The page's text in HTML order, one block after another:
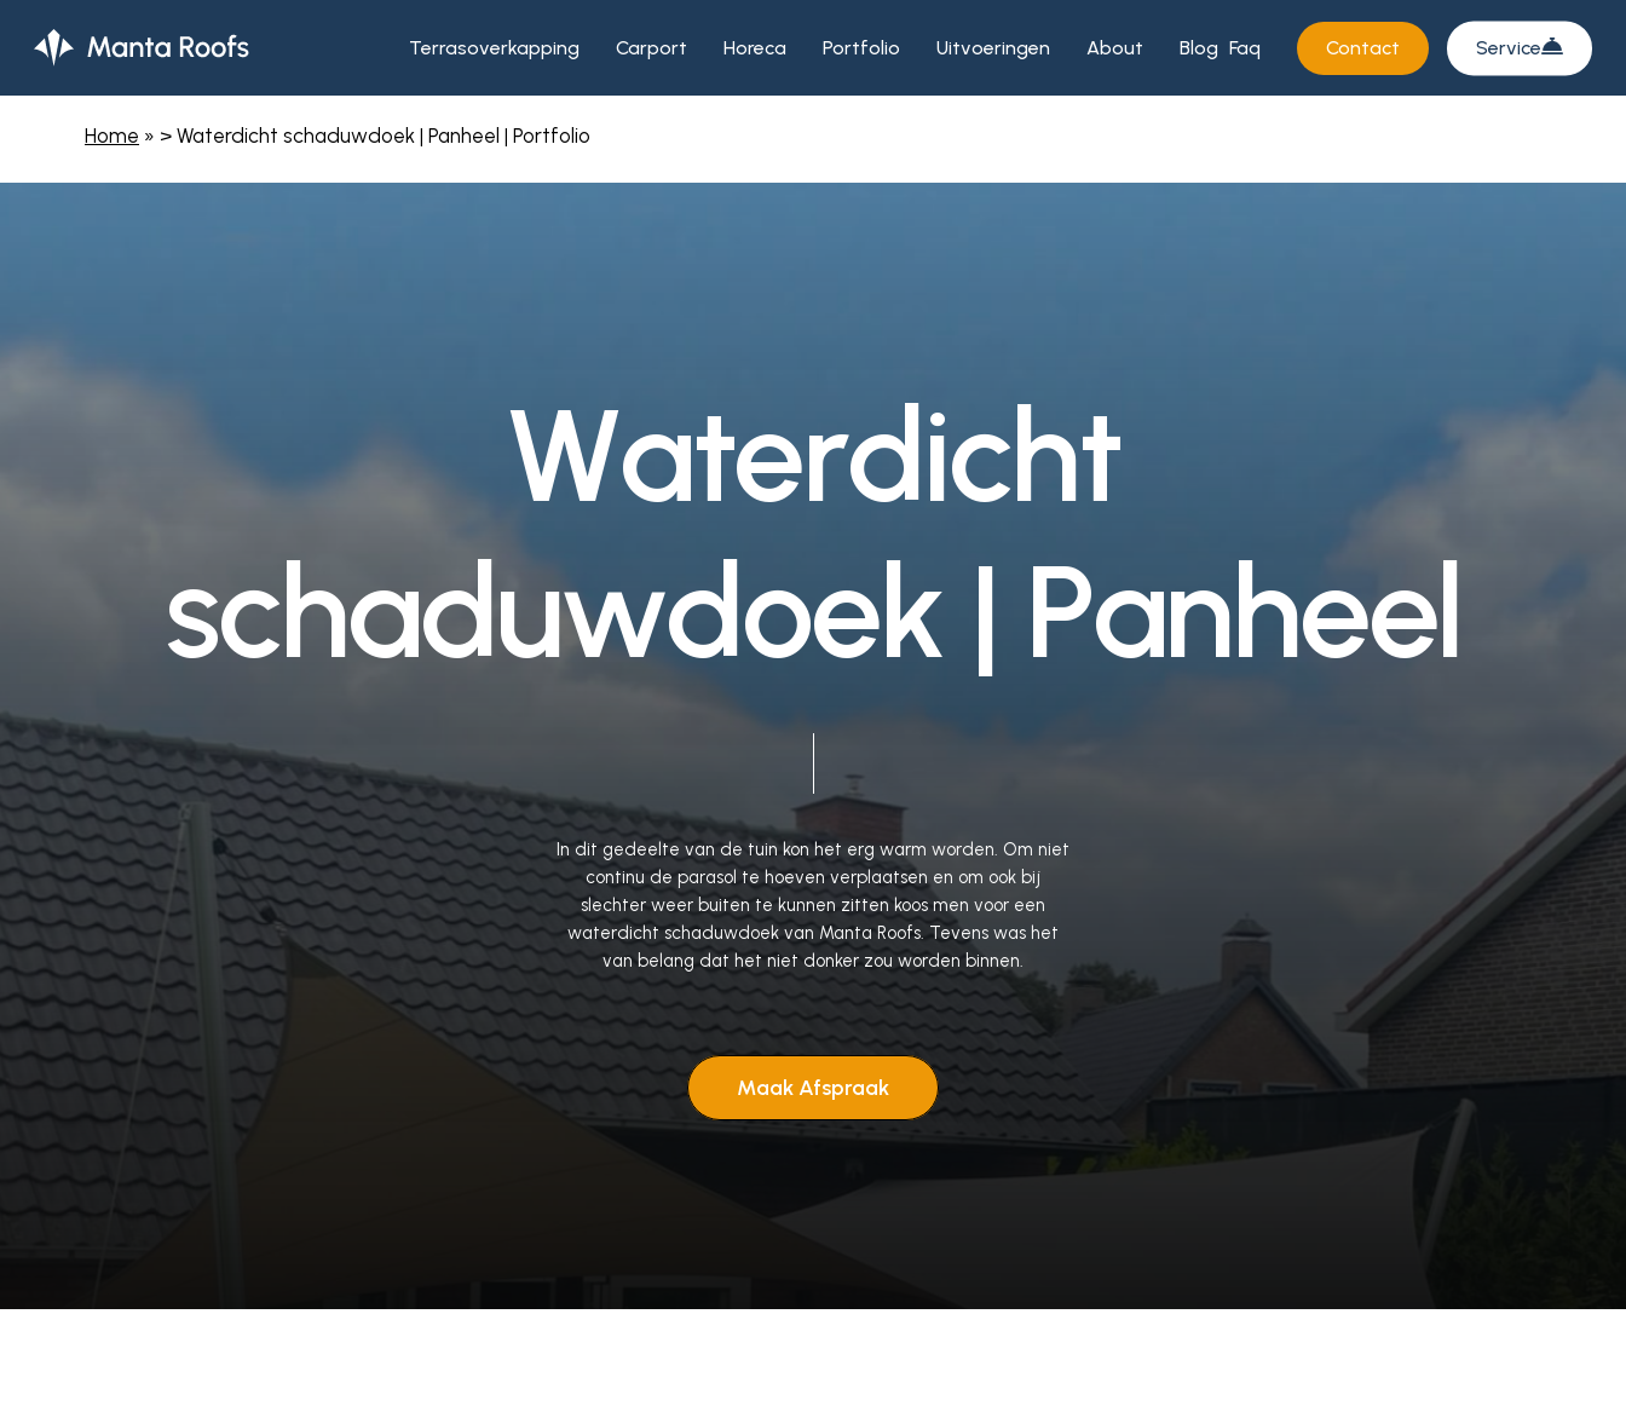
Terrasoverkapping Carport Horeca Portfolio Uitvoeringen About Blog Faq Contact Service
Home » > Waterdicht schaduwdoek | Panheel | Portfolio
Waterdicht
schaduwdoek | Panheel
In dit gedeelte van de tuin kon het erg warm worden. Om niet
continu de parasol te hoeven verplaatsen en om ook bij
slechter weer buiten te kunnen zitten koos men voor een
waterdicht schaduwdoek van Manta Roofs. Tevens was het
van belang dat het niet donker zou worden binnen.
Maak Afspraak